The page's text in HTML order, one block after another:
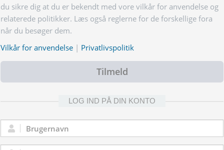
du sikre dig at du er bekendt med vore vilkår for anvendelse og
relaterede politikker. Læs også reglerne for de forskellige fora
når du besøger dem.
Vilkår for anvendelse | Privatlivspolitik
Tilmeld
LOG IND PÅ DIN KONTO
Brugernavn: